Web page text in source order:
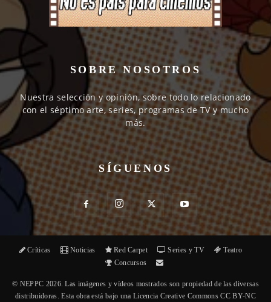
SOBRE NOSOTROS
Nuestra selección y opinión, sobre todo lo relacionado
con el séptimo arte, series, programas de TV y mucho
más.
SÍGUENOS
Críticas Noticias Red Carpet Series y TV
Teatro
Concursos
© NEPPC 2026. Las imágenes y vídeos mostrados son propiedad de las diversas
distribuidoras. Esta obra está bajo una Licencia Creative Commons CC BY-NC